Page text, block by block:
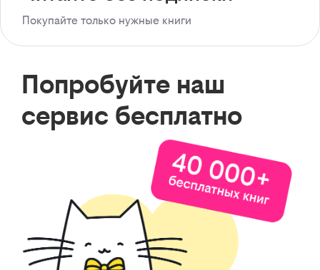
Покупайте только нужные книги
Попробуйте наш
сервис бесплатно